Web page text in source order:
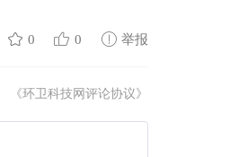
举报
0
0
《环卫科技网评论协议》